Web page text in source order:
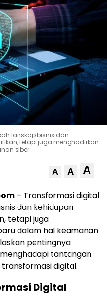
lanskap bisnis dan
tetapi juga menghadirkan
siber.
A A A
– Transformasi digital
dan kehidupan
tetapi juga
dalam hal keamanan
pentingnya
tantangan
digital.
Digital